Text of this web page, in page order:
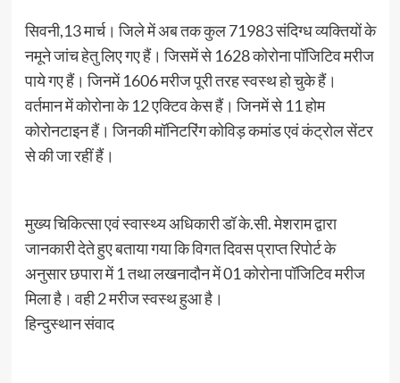
सिवनी,13 मार्च। जिले में अब तक कुल 71983 संदिग्ध व्यक्तियों के
नमूने जांच हेतु लिए गए हैं। जिसमें से 1628 कोरोना पॉजिटिव मरीज
पाये गए हैं। जिनमें 1606 मरीज पूरी तरह स्वस्थ हो चुके हैं।
वर्तमान में कोरोना के 12 एक्टिव केस हैं। जिनमें से 11 होम
कोरोनटाइन हैं। जिनकी मॉनिटरिंग कोविड़ कमांड एवं कंट्रोल सेंटर
से की जा रहीं हैं।
मुख्य चिकित्सा एवं स्वास्थ्य अधिकारी डॉ के.सी. मेशराम द्वारा
जानकारी देते हुए बताया गया कि विगत दिवस प्राप्त रिपोर्ट के
अनुसार छपारा में 1 तथा लखनादौन में 01 कोरोना पॉजिटिव मरीज
मिला है। वही 2 मरीज स्वस्थ हुआ है।
हिन्दुस्थान संवाद